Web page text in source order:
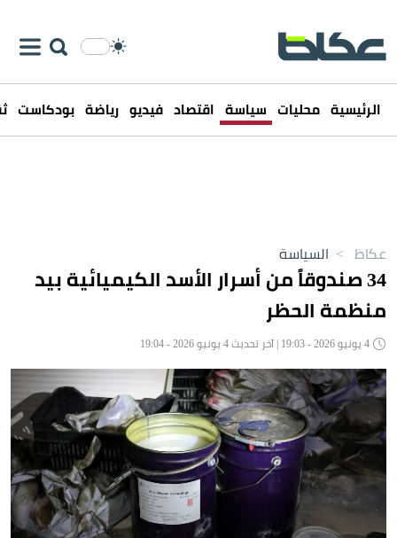
الرئيسية محليات سياسة اقتصاد فيديو رياضة بودكاست
عكاظ > السياسة
34 صندوقاً من أسرار الأسد الكيميائية بيد
منظمة الحظر